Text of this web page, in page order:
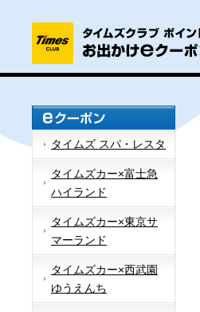
タイムズ スパ・レスタ
タイムズカー×富士急
ハイランド
タイムズカー×東京サ
マーランド
タイムズカー×西武園
ゆうえんち